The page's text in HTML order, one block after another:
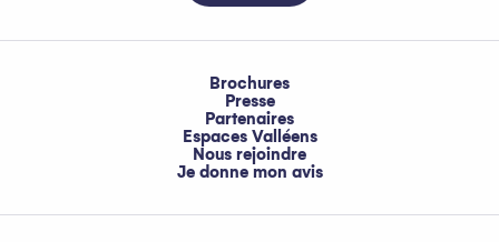
Brochures
Presse
Partenaires
Espaces Valléens
Nous rejoindre
Je donne mon avis